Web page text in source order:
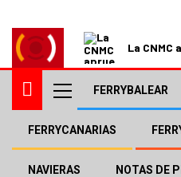
La
FERRYBALEAR
FERRYCANARIAS
NAVIERAS NOTAS DE
Aquabus Jet